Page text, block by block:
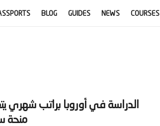
BLOG GUIDES NEWS COURSES
منحة سلوفاكيا لعام 2026‬